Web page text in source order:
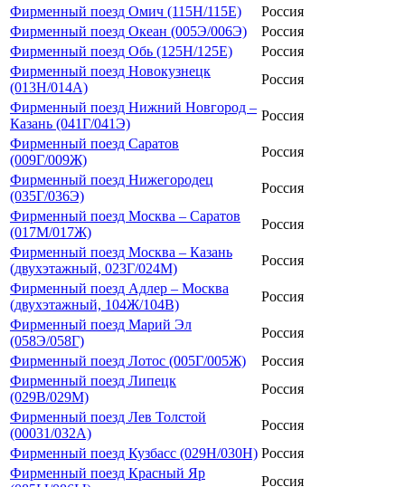
Фирменный поезд Омич (115Н/115Е)
Россия
Фирменный поезд Океан (005Э/006Э)
Россия
Фирменный поезд Обь (125Н/125Е)
Россия
Фирменный поезд Новокузнецк
(013Н/014А)
Россия
Фирменный поезд Нижний Новгород –
Казань (041Г/041Э)
Россия
Фирменный поезд Саратов
(009Г/009Ж)
Россия
Фирменный поезд Нижегородец
(035Г/036Э)
Россия
Фирменный поезд Москва – Саратов
(017М/017Ж)
Россия
Фирменный поезд Москва – Казань
(двухэтажный, 023Г/024М)
Россия
Фирменный поезд Адлер – Москва
(двухэтажный, 104Ж/104В)
Россия
Фирменный поезд Марий Эл
(058Э/058Г)
Россия
Фирменный поезд Лотос (005Г/005Ж)
Россия
Фирменный поезд Липецк
(029В/029М)
Россия
Фирменный поезд Лев Толстой
(00031/032А)
Россия
Фирменный поезд Кузбасс (029Н/030Н) Россия
Фирменный поезд Красный Яр
Россия